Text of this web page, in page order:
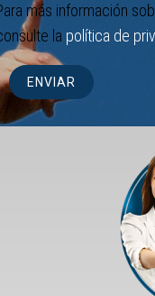
más información
la política de